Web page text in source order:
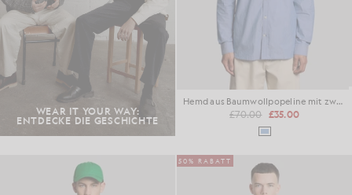
WEAR IT YOUR WAY:
ENTDECKE DIE GESCHICHTE
Hemd aus Baumwollpopeline mit zwei Streifen
£70.00 £35.00
50% RABATT